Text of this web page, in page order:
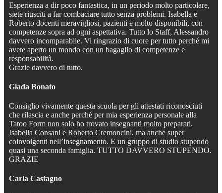
Esperienza a dir poco fantastica, in un periodo molto particolare,
siete riusciti a far combaciare tutto senza problemi. Isabella e
Roberto docenti meravigliosi, pazienti e molto disponibili, con
competenze sopra ad ogni aspettativa. Tutto lo Staff, Alessandro
davvero incomparabile. Vi ringrazio di cuore per tutto perché mi
avete aperto un mondo con un bagaglio di competenze e
responsabilità.
Grazie davvero di tutto.
Giada Bonato
Consiglio vivamente questa scuola per gli attestati riconosciuti
che rilascia e anche perché per mia esperienza personale alla
Tatoo Form non solo ho trovato insegnanti molto preparati,
Isabella Consani e Roberto Cremoncini, ma anche super
coinvolgenti nell’insegnamento. E un gruppo di studio stupendo
quasi una seconda famiglia. TUTTO DAVVERO STUPENDO.
GRAZIE
Carla Castagno